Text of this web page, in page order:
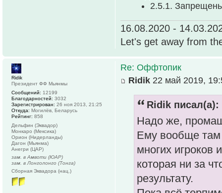
2.5.1.
16.08.2020 -
Let's get away from
Re: Оффтопик
Ridik 22 май 2019,
Ridik писал(а):
Надо же,
Ему вообще там
многих игроков
которая ни за
результату.
Ridik
Президент ФФ Мьянмы
Сообщений: 12199
Благодарностей: 3032
Зарегистрирован: 26 ноя 2013, 21:25
Откуда: Могилёв, Беларусь
Рейтинг: 858
Дельфин (Эквадор)
Монкаро (Мексика)
Орион (Нидерланды)
Дагон (Мьянма)
Анегри (ЦАР)
зам. в Амвоти (ЮАР)
зам. в Лонголонго (Тонга)
Сборная Эквадора (нац.)